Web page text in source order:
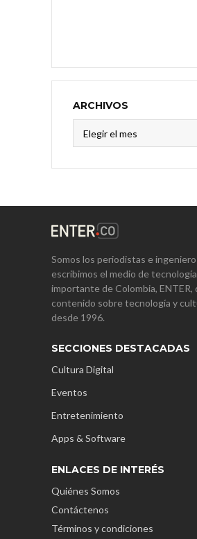
ARCHIVOS
Somos los periodistas e
escribimos el medio de
importante de Colombia, ENTER,
contenido sobre tecnología y
desde 1996.
SECCIONES DESTACADAS
Cultura Digital
Eventos
Entretenimiento
Apps & Software
ENLACES DE INTERÉS
Quiénes Somos
Contáctenos
Términos y condiciones